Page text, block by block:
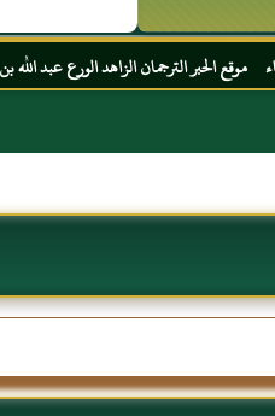
الورع عبد الله بن عباس رضي الله عنهما